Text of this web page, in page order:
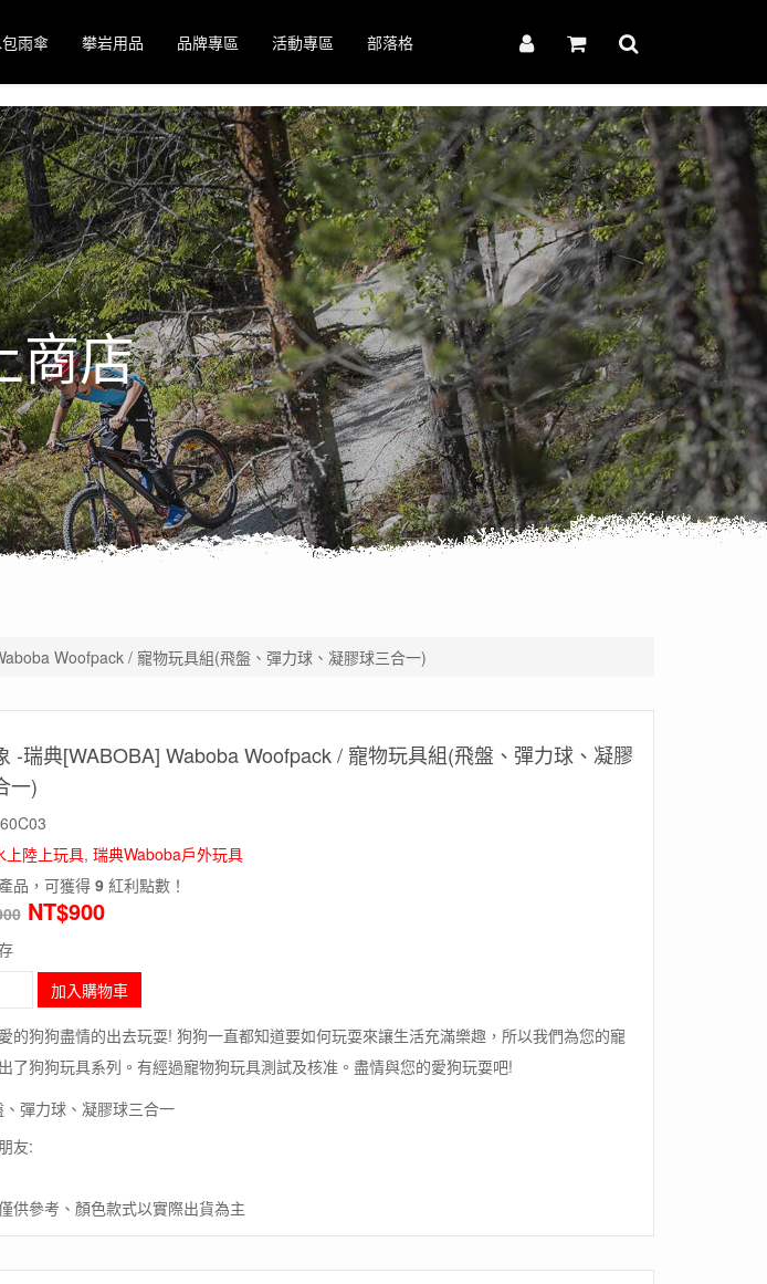
雨傘 攀岩用品 品牌專區 活動專區 部落格
商店
Woofpack / 寵物玩具組(飛盤、彈力球、凝膠球三合一)
-瑞典[WABOBA] Waboba Woofpack / 寵物玩具組(飛盤、彈力球、凝膠
一)
上陸上玩具, 瑞典Waboba戶外玩具
品，可獲得 9紅利點數！
NT$900
加入購物車
的狗狗盡情的出去玩耍! 狗狗一直都知道要如何玩耍來讓生活充滿樂趣，所以我們為您的寵
了狗狗玩具系列。有經過寵物狗玩具測試及核准。盡情與您的愛狗玩耍吧!
、彈力球、凝膠球三合一
友:
供參考、顏色款式以實際出貨為主